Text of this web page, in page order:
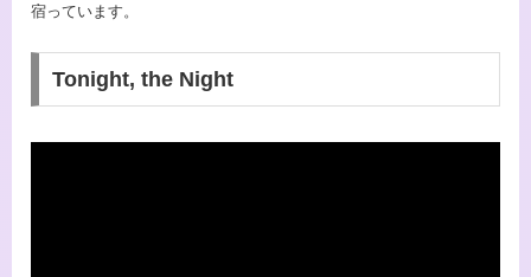
宿っています。
Tonight, the Night